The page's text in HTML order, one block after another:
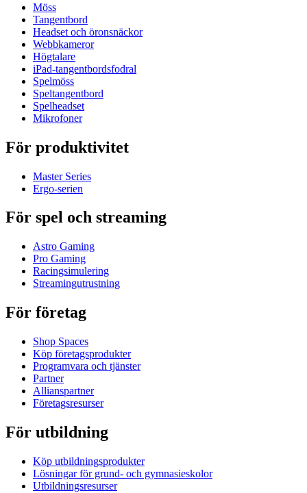
Möss
Tangentbord
Headset och öronsnäckor
Webbkameror
Högtalare
iPad-tangentbordsfodral
Spelmöss
Speltangentbord
Spelheadset
Mikrofoner
För produktivitet
Master Series
Ergo-serien
För spel och streaming
Astro Gaming
Pro Gaming
Racingsimulering
Streamingutrustning
För företag
Shop Spaces
Köp företagsprodukter
Programvara och tjänster
Partner
Allianspartner
Företagsresurser
För utbildning
Köp utbildningsprodukter
Lösningar för grund- och gymnasieskolor
Utbildningsresurser